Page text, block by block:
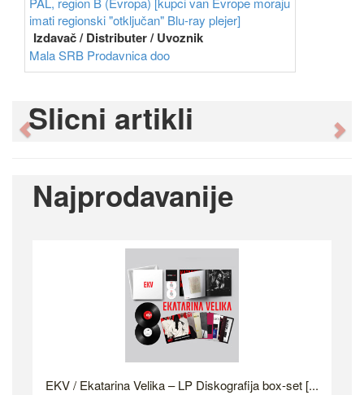
imati regionski "otključan" Blu-ray plejer]
Izdavač / Distributer / Uvoznik
Mala SRB Prodavnica doo
Slicni artikli
Previous
Najprodavanije
EKV / Ekatarina Velika – LP Diskografija box-set [...